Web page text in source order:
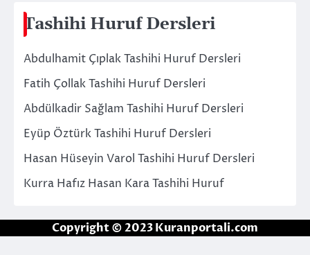
Tashihi Huruf Dersleri
Abdulhamit Çıplak Tashihi Huruf Dersleri
Fatih Çollak Tashihi Huruf Dersleri
Abdülkadir Sağlam Tashihi Huruf Dersleri
Eyüp Öztürk Tashihi Huruf Dersleri
Hasan Hüseyin Varol Tashihi Huruf Dersleri
Kurra Hafız Hasan Kara Tashihi Huruf
Copyright © 2023 Kuranportali.com